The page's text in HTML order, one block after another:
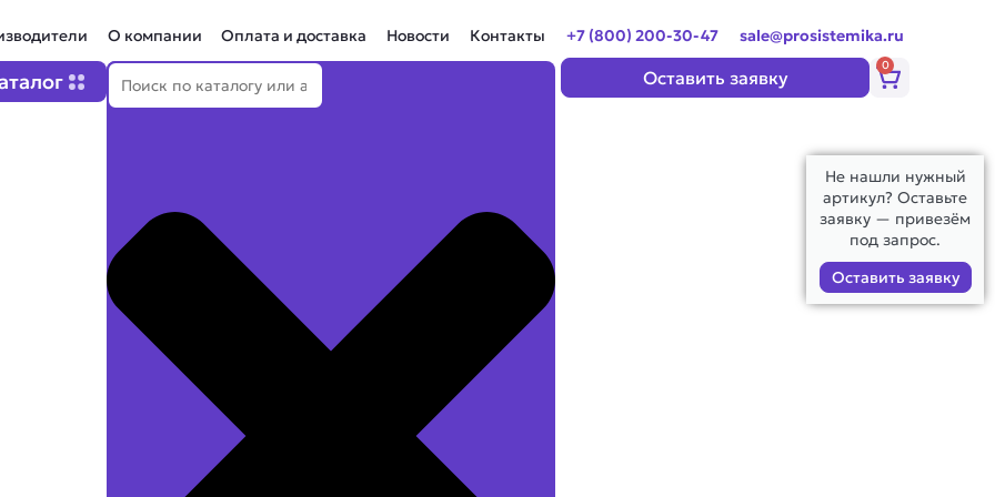
О компании Оплата и доставка Новости Контакты
Поиск
Open Каталог
+7 (800) 200-30-47 sale@prosistemika.ru
Оставить заявку
0
Корзина
Не нашли нужный
артикул? Оставьте
заявку — привезём
под запрос.
Оставить заявку